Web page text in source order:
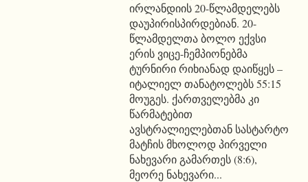
ირლანდიის 20-წლამდელებს
დაუპირისპირდებიან. 20-
წლამდელთა ბოლო ექვსი
ერის ვიცე-ჩემპიონებმა
ტურნირი რიხიანად დაიწყეს –
იტალიელ თანატოლებს 55:15
მოუგეს. ქართველებმა კი
წარმატებით
ავსტრალიელებთან სასტარტო
მატჩის მხოლოდ პირველი
ნახევარი გამართეს (8:6),
მეორე ნახევარი...